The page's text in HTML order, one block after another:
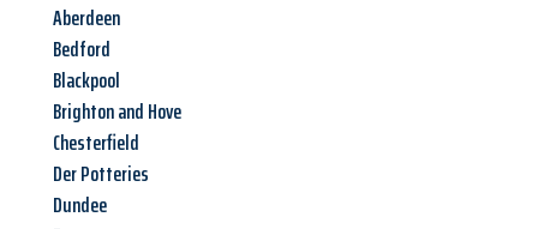
Aberdeen
Bedford
Blackpool
Brighton and Hove
Chesterfield
Der Potteries
Dundee